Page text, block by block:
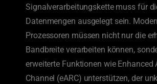
Signalverarbeitungskette muss für
Datenmengen ausgelegt sein.
Prozessoren müssen nicht nur die
Bandbreite verarbeiten können,
erweiterte Funktionen wie Enhanced
Channel (eARC) unterstützen, der